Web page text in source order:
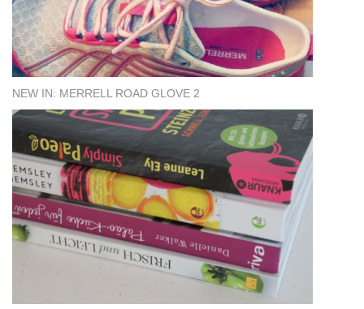
NEW IN: MERRELL ROAD GLOVE 2